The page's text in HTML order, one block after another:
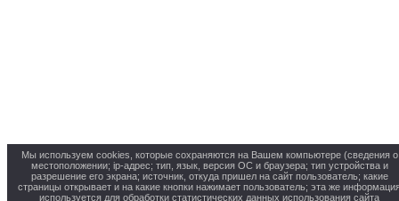
Мы используем cookies, которые сохраняются на Вашем компьютере (сведения о
местоположении; ip-адрес; тип, язык, версия ОС и браузера; тип устройства и
разрешение его экрана; источник, откуда пришел на сайт пользователь; какие
страницы открывает и на какие кнопки нажимает пользователь; эта же
используется для обработки статистических данных использования сайта